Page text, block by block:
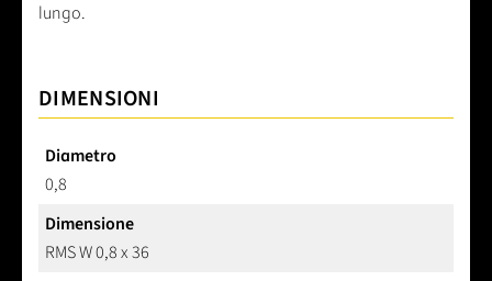
lungo.
DIMENSIONI
Diametro
0,8
Dimensione
RMS W 0,8 x 36